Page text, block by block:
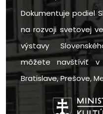
Dokumentuje podiel
na rozvoji svetovej
výstavy
môžete navštíviť v
Bratislave, Prešove,